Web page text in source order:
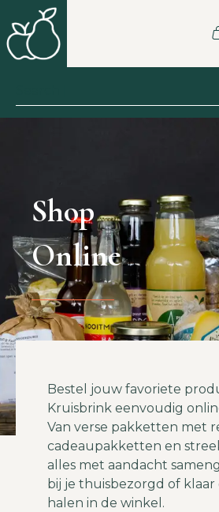
Shop
Online
Bestel jouw favoriete
Kruisbrink eenvoudig
Van verse pakketten met
cadeaupakketten en
alles met aandacht
bij je thuisbezorgd of klaar
halen in de winkel.